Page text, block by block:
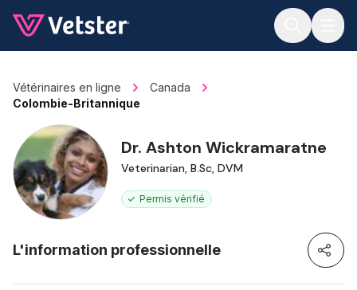
Vétérinaires en ligne
Canada
Colombie-Britannique
Dr. Ashton Wickramaratne
Veterinarian, B.Sc, DVM
Permis vérifié
L'information professionnelle